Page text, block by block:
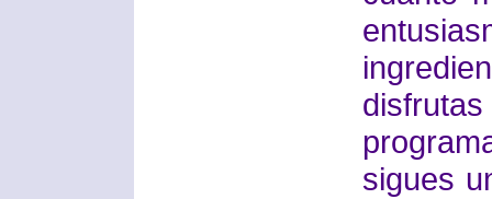
sigues